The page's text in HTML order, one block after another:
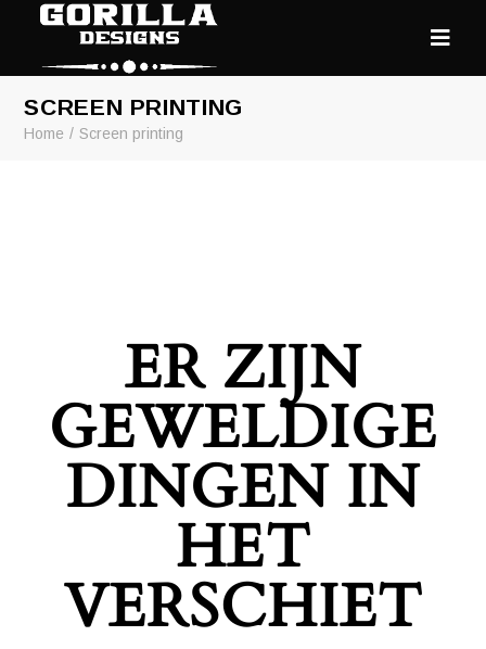
SCREEN PRINTING
Home Screen printing
ER ZIJN
GEWELDIGE
DINGEN IN
HET
VERSCHIET